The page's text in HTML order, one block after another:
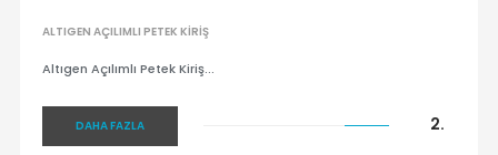
ALTIGEN AÇILIMLI PETEK KIRIŞ
Altıgen Açılımlı Petek Kiriş...
DAHA FAZLA 2.